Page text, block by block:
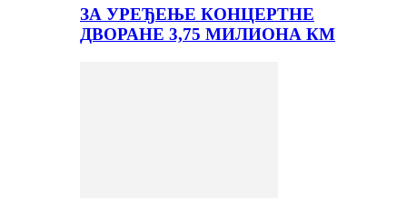
ЗА УРЕЂЕЊЕ КОНЦЕРТНЕ
ДВОРАНЕ 3,75 МИЛИОНА КМ